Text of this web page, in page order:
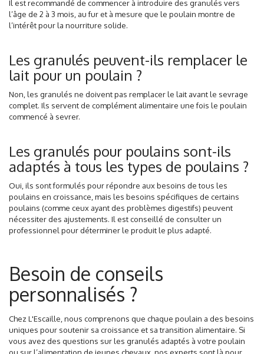
Il est recommandé de commencer à introduire des granulés vers
l’âge de 2 à 3 mois, au fur et à mesure que le poulain montre de
l’intérêt pour la nourriture solide.
Les granulés peuvent-ils remplacer le
lait pour un poulain ?
Non, les granulés ne doivent pas remplacer le lait avant le sevrage
complet. Ils servent de complément alimentaire une fois le poulain
commencé à sevrer.
Les granulés pour poulains sont-ils
adaptés à tous les types de poulains ?
Oui, ils sont formulés pour répondre aux besoins de tous les
poulains en croissance, mais les besoins spécifiques de certains
poulains (comme ceux ayant des problèmes digestifs) peuvent
nécessiter des ajustements. Il est conseillé de consulter un
professionnel pour déterminer le produit le plus adapté.
Besoin de conseils
personnalisés ?
Chez L'Escaille, nous comprenons que chaque poulain a des besoins
uniques pour soutenir sa croissance et sa transition alimentaire. Si
vous avez des questions sur les granulés adaptés à votre poulain